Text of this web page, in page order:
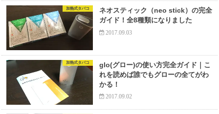
加熱式タバコ
ネオスティック（neo stick）の完全
ガイド！全8種類になりました
2017.09.03
加熱式タバコ
glo(グロー)の使い方完全ガイド｜こ
れを読めば誰でもグローの全てがわ
かる！
2017.09.02